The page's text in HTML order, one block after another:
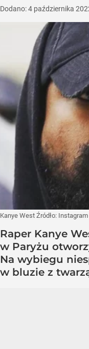
Dodano:4 października
Kanye West Źródło: Instagram
Raper Kanye
w Paryżu
Na wybiegu
w bluzie z